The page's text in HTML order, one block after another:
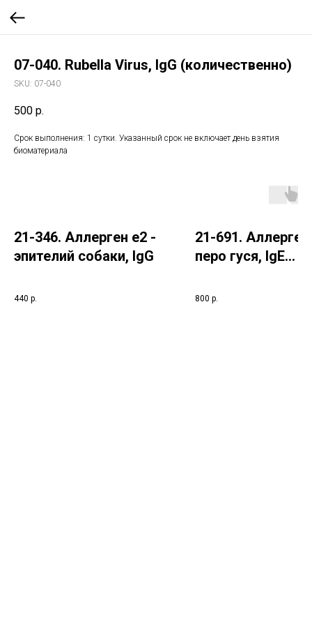
07-040. Rubella Virus, IgG (количественно)
SKU: 07-040
500 р.
Срок выполнения: 1 сутки. Указанный срок не включает день взятия
биоматериала
21-346. Аллерген e2 -
эпителий собаки, IgG
440 р.
21-691.
перо гуся, IgE
800 р.